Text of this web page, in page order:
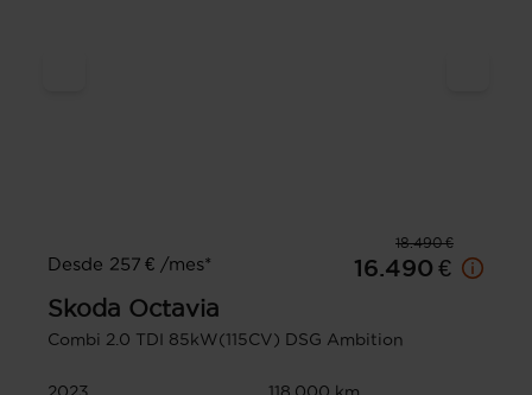
18.490 €
Desde 257 € /mes*
16.490 €
Skoda Octavia
Combi 2.0 TDI 85kW(115CV) DSG Ambition